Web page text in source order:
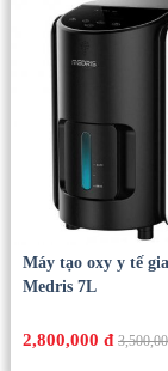
PHILIPS PPM7501
3,190,000